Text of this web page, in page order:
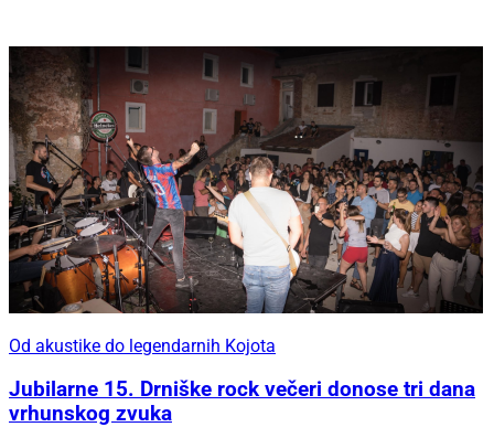
Od akustike do legendarnih Kojota
Jubilarne 15. Drniške rock večeri donose tri dana
vrhunskog zvuka